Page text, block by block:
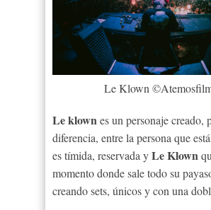
Le Klown
Le klownes un personaje creado,
diferencia, entre la persona que
es tímida, reservada yLe Klown
momento donde sale todo su
creando sets, únicos y con una